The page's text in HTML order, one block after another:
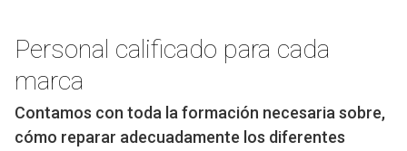
Personal calificado para cada
marca
Contamos con toda la formación necesaria sobre,
cómo reparar adecuadamente los diferentes